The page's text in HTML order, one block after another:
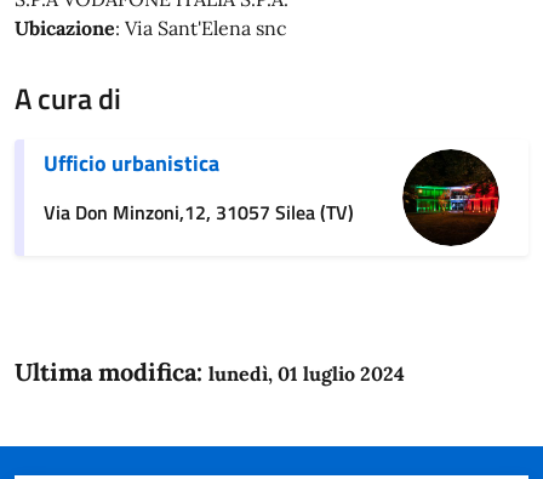
Ubicazione: Via Sant'Elena snc
A cura di
Ufficio urbanistica
Via Don Minzoni,12, 31057 Silea (TV)
Ultima modifica: lunedì, 01 luglio 2024